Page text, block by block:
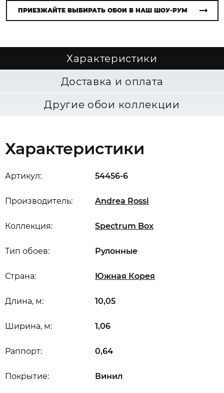
ПРИЕЗЖАЙТЕ ВЫБИРАТЬ ОБОИ В НАШ ШОУ-РУМ
Характеристики
Доставка и оплата
Другие обои коллекции
Характеристики
Артикул: 54456-6
Производитель: Andrea Rossi
Коллекция: Spectrum Box
Длина, м: 10,05
Ширина, м: 1,06
Раппорт: 0,64
Покрытие: Винил
Страна: Южная Корея
Тип обоев: Рулонные